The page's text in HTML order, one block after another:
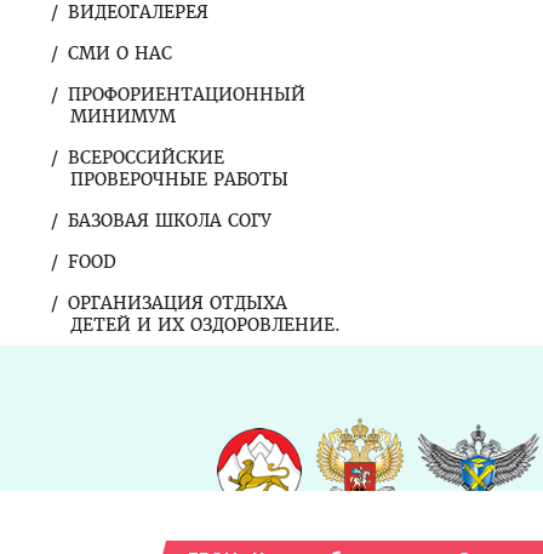
ВИДЕОГАЛЕРЕЯ
СМИ О НАС
ПРОФОРИЕНТАЦИОННЫЙ
МИНИМУМ
ВСЕРОССИЙСКИЕ
ПРОВЕРОЧНЫЕ РАБОТЫ
БАЗОВАЯ ШКОЛА СОГУ
FOOD
ОРГАНИЗАЦИЯ ОТДЫХА
ДЕТЕЙ И ИХ ОЗДОРОВЛЕНИЕ.